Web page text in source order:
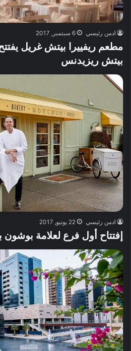
ادمن رئيسي 6 سبتمبر, 2017
مطعم ريفييرا بيتش غريل يفتتح
بيتش ريزيدنس
ادمن رئيسي 22 يونيو, 2017
إفتتاح أول فرع لعلامة